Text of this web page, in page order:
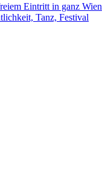
Eintritt in ganz Wien
Tanz, Festival